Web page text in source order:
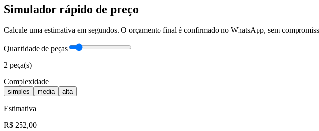
Simulador rápido de preço
Calcule uma estimativa em segundos. O orçamento final é confirmado no WhatsApp, sem
Quantidade de peças
2 peça(s)
Complexidade
simples media alta
Estimativa
R$ 252,00